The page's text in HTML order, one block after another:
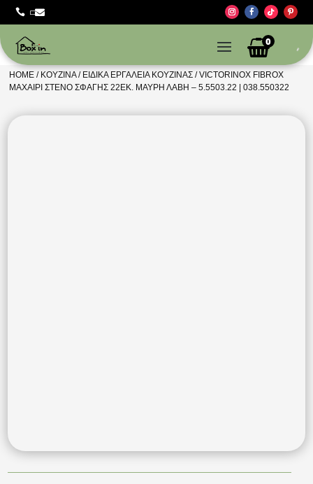
 
0
HOME / ΚΟΥΖΊΝΑ/ ΕΙΔΙΚΆ ΕΡΓΑΛΕΊΑ ΚΟΥΖΊΝΑΣ / VICTORINOX FIBROX
ΜΑΧΑΙΡΙ ΣΤΕΝΟ ΣΦΑΓΗΣ 22ΕΚ. ΜΑΥΡΗ ΛΑΒΗ – 5.5503.22 | 038.550322